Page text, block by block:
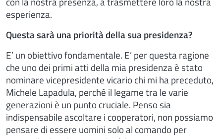
esperienza.
Questa sarà una priorità della sua presidenza?
E’ un obiettivo fondamentale. E’ per questa ragione
che uno dei primi atti della mia presidenza è stato
nominare vicepresidente vicario chi mi ha preceduto,
Michele Lapadula, perché il legame tra le varie
generazioni è un punto cruciale. Penso sia
indispensabile ascoltare i cooperatori, non possiamo
pensare di essere uomini solo al comando per